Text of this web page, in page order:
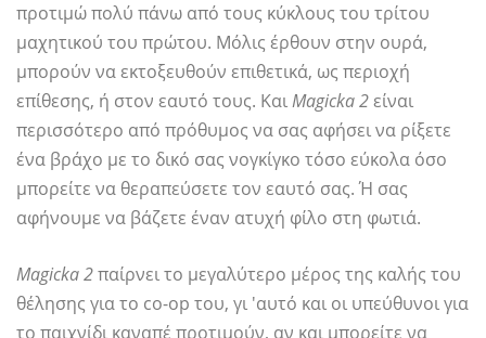
προτιμώ πολύ πάνω από τους κύκλους του τρίτου
μαχητικού του πρώτου. Μόλις έρθουν στην ουρά,
μπορούν να εκτοξευθούν επιθετικά, ως περιοχή
επίθεσης, ή στον εαυτό τους. ΚαιMagicka 2είναι
περισσότερο από πρόθυμος να σας αφήσει να ρίξετε
ένα βράχο με το δικό σας νογκίγκο τόσο εύκολα όσο
μπορείτε να θεραπεύσετε τον εαυτό σας. Ή σας
αφήνουμε να βάζετε έναν ατυχή φίλο στη φωτιά.
Magicka 2παίρνει το μεγαλύτερο μέρος της καλής του
θέλησης για το co-op του, γι 'αυτό και οι υπεύθυνοι για
το παιχνίδι καναπέ προτιμούν, αν και μπορείτε να